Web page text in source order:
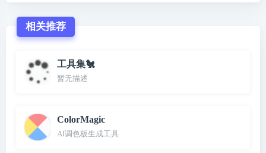
相关推荐
工具集🐔
暂无描述
ColorMagic
AI调色板生成工具